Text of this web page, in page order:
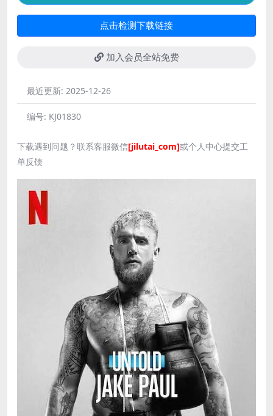
点击检测下载链接
加入会员全站免费
最近更新: 2025-12-26
编号: KJ01830
下载遇到问题？联系客服微信[jilutai_com]或个人中心提交工
单反馈